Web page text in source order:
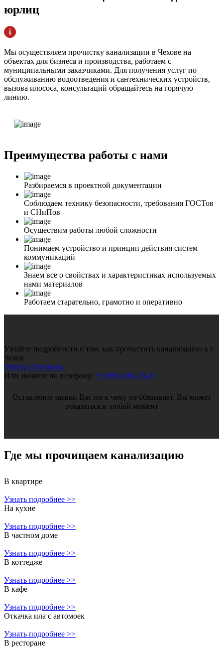
юрлиц
Мы осуществляем прочистку канализации в Чехове на
объектах для бизнеса и производства, работаем с
муниципальными заказчиками. Для получения услуг по
обслуживанию водоотведения и сантехнических устройств,
вызова илососа, консультаций обращайтесь на горячую
линию.
Преимущества работы с нами
Разбираемся в проектной документации
Соблюдаем технику безопасности, требования ГОСТов
и СНиПов
Осуществим работы любой сложности
Понимаем устройство и принцип действия систем
коммуникаций
Знаем все о свойствах и характеристиках используемых
нами материалов
Работаем старательно, грамотно и оперативно
Узнайте подробности о том, как прочистить канализацию в г.
Чехов
Узнать стоимость
Или звоните по телефону: +7(499) 346-70-21
Оставление заявки Вас ни к чему не обязывает. Вы может
отказаться в любой момент
Где мы прочищаем канализацию
В квартире
Узнать подробнее >>
На кухне
Узнать подробнее >>
В частном доме
Узнать подробнее >>
В коттедже
Узнать подробнее >>
В кафе
Узнать подробнее >>
Откачка ила с автомоек
Узнать подробнее >>
В ресторане